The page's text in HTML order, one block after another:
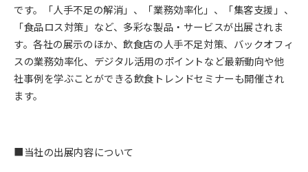
です。「人手不足の解消」、「業務効率化」、「集客支援」、
「食品ロス対策」など、多彩な製品・サービスが出展されま
す。各社の展示のほか、飲食店の人手不足対策、バックオフィ
スの業務効率化、デジタル活用のポイントなど最新動向や他
社事例を学ぶことができる飲食トレンドセミナーも開催され
ます。
■当社の出展内容について